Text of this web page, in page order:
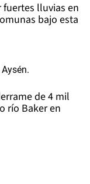
fuertes lluvias en
bajo esta
de 4 mil
río Baker en